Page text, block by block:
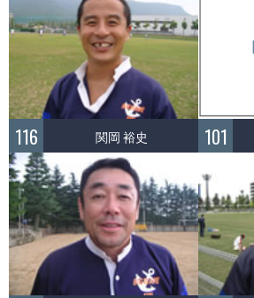
116 関岡 裕史 101